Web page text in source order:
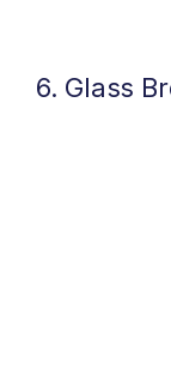
6. Glass